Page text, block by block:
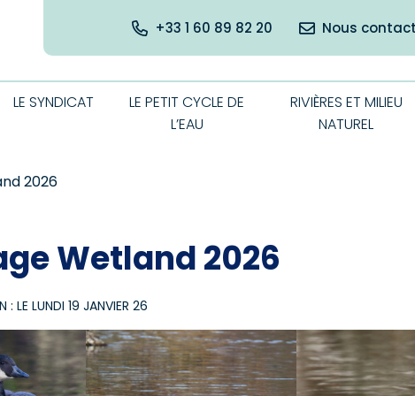
+33 1 60 89 82 20 Nous
LE SYNDICAT
LE PETIT CYCLE DE
L’EAU
RIVIÈRES ET MILIEU
NATUREL
2026
Wetland 2026
: LE LUNDI 19 JANVIER 26